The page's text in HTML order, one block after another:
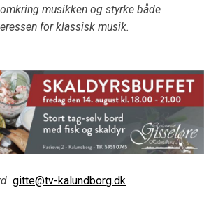
musikken og styrke både
for klassisk musik.
gitte@tv-kalundborg.dk